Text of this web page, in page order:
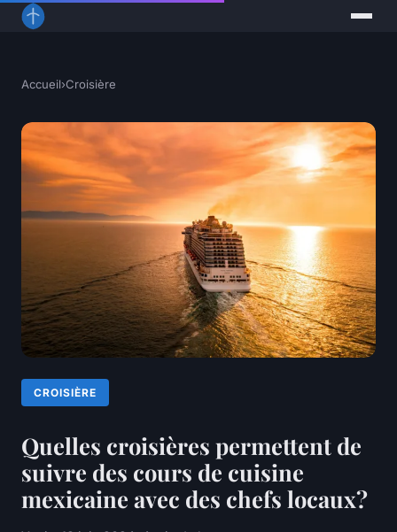
Accueil›Croisière
CROISIÈRE
Quelles croisières permettent de
suivre des cours de cuisine
mexicaine avec des chefs locaux?